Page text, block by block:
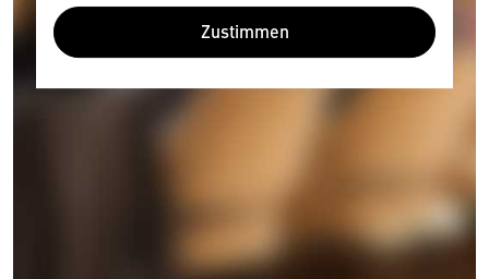
Zustimmen
Wir benötigen Ihre Zustimmung